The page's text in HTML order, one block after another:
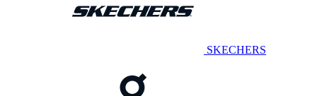
SKECHERS